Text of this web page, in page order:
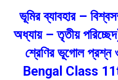
ভূমির ব্যাবহার –
অধ্যায় – তৃতীয়
শ্রেণির ভূগোল
Bengal Class